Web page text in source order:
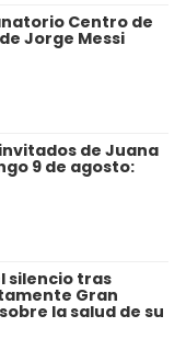
Centro de
Jorge Messi
de Juana
9 de agosto:
silencio tras
Gran
la salud de su